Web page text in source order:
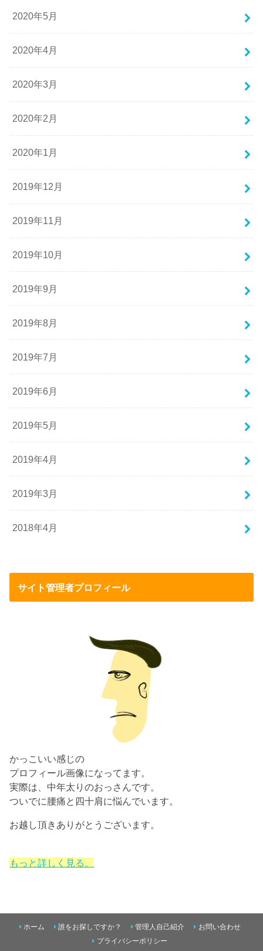
2020年5月
2020年4月
2020年3月
2020年2月
2020年1月
2019年12月
2019年11月
2019年10月
2019年9月
2019年8月
2019年7月
2019年6月
2019年5月
2019年4月
2019年3月
2018年4月
サイト管理者プロフィール
かっこいい感じの
プロフィール画像になってます。
実際は、中年太りのおっさんです。
ついでに腰痛と四十肩に悩んでいます。
お越し頂きありがとうございます。
もっと詳しく見る。
ホーム 誰をお探しですか？ 管理人自己紹介
お問い合わせ
プライバシーポリシー